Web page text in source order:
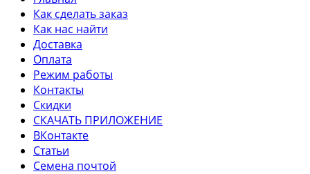
Как сделать заказ
Как нас найти
Доставка
Оплата
Режим работы
Контакты
Скидки
СКАЧАТЬ ПРИЛОЖЕНИЕ
ВКонтакте
Статьи
Семена почтой